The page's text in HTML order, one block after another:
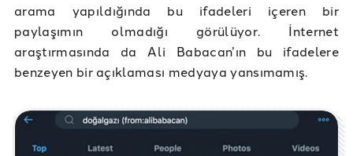
arama yapıldığında bu ifadeleri içeren bir
paylaşımın olmadığı görülüyor. İnternet
araştırmasında da Ali Babacan’ın bu ifadelere
benzeyen bir açıklaması medyaya yansımamış.